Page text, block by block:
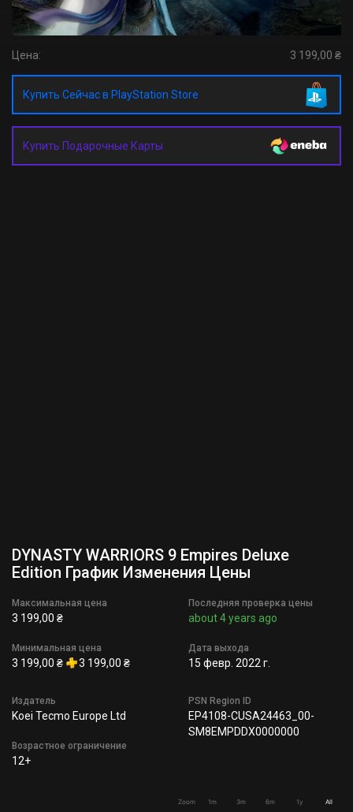
Цена: 3 199,00 ₴
Купить Сейчас в PlayStation Store
Купить Подарочные Карты
DYNASTY WARRIORS 9 Empires Deluxe
Edition График Изменения Цены
Максимальная цена
3 199,00 ₴
Минимальная цена
3 199,00 ₴ 3 199,00 ₴
Последняя проверка цены
about 4 years ago
Дата выхода
15 февр. 2022 г.
Издатель
Koei Tecmo Europe Ltd
Возрастное ограничение
12+
PSN Region ID
EP4108-CUSA24463_00-
SM8EMPDDX0000000
Zoom 1m 3m 6m 1y All